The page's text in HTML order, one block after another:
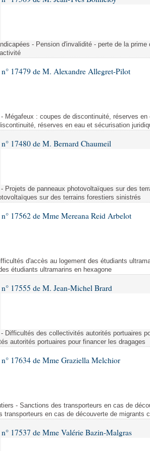
des lois
des lois
sociale
et orales
débats
- Pension d'invalidité - perte de la
17479 de M. Alexandre Allegret-Pilot
Mégafeux : coupes de discontinuité, réserves
réserves en eau et sécurisation
17480 de M. Bernard Chaumeil
Projets de panneaux photovoltaïques sur des
sur des terrains forestiers sinistrés
17562 de Mme Mereana Reid Arbelot
d'accès au logement des étudiants
étudiants ultramarins en hexagone
17555 de M. Jean-Michel Brard
Difficultés des collectivités autorités portuaires
autorités portuaires pour financer les dragages
17634 de Mme Graziella Melchior
- Sanctions des transporteurs en cas de
transporteurs en cas de découverte de migrants
17537 de Mme Valérie Bazin-Malgras